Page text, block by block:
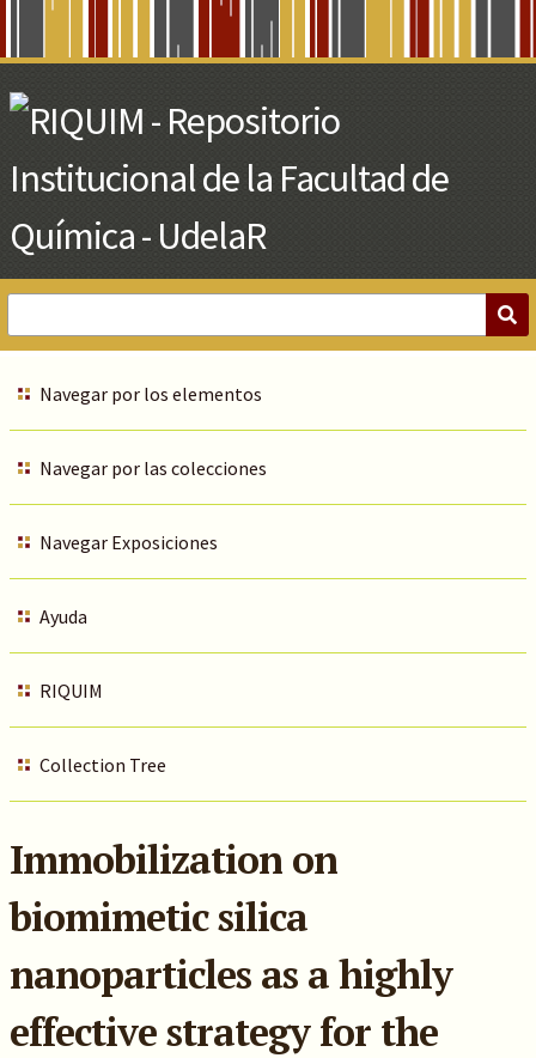
Main
Content
Navegar por los elementos
Navegar por las colecciones
Navegar Exposiciones
Ayuda
RIQUIM
Collection Tree
Immobilization on
biomimetic silica
nanoparticles as a highly
effective strategy for the